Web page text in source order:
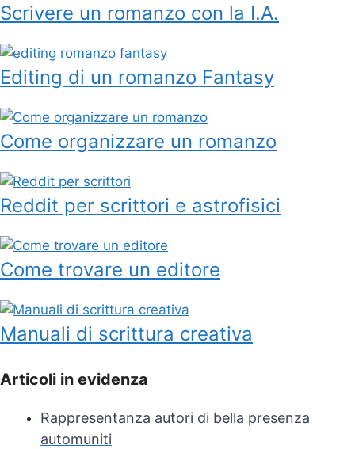
Scrivere un romanzo con la I.A.
Editing di un romanzo Fantasy
Come organizzare un romanzo
Reddit per scrittori e astrofisici
Come trovare un editore
Manuali di scrittura creativa
Articoli in evidenza
Rappresentanza autori di bella presenza
automuniti